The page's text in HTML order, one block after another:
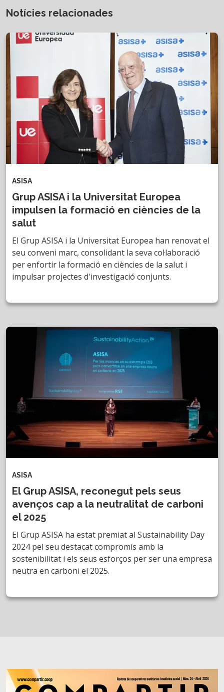
Notícies relacionades
ASISA
Grup ASISA i la Universitat Europea
impulsen la formació en ciències de la
salut
El Grup ASISA i la Universitat Europea han renovat el
seu conveni marc, consolidant la seva col·laboració
per enfortir la formació en ciències de la salut i
impulsar projectes d'investigació conjunts.
ASISA
El Grup ASISA, reconegut pels seus
avenços cap a la neutralitat de carboni
el 2025
El Grup ASISA ha estat premiat al Sustainability Day
2024 pel seu destacat compromís amb la
sostenibilitat i els seus esforços per ser una empresa
neutra en carboni el 2025.